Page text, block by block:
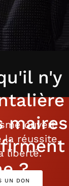
n'y
maires
?
ouvert :
la réussite,
liberté.
UN DON